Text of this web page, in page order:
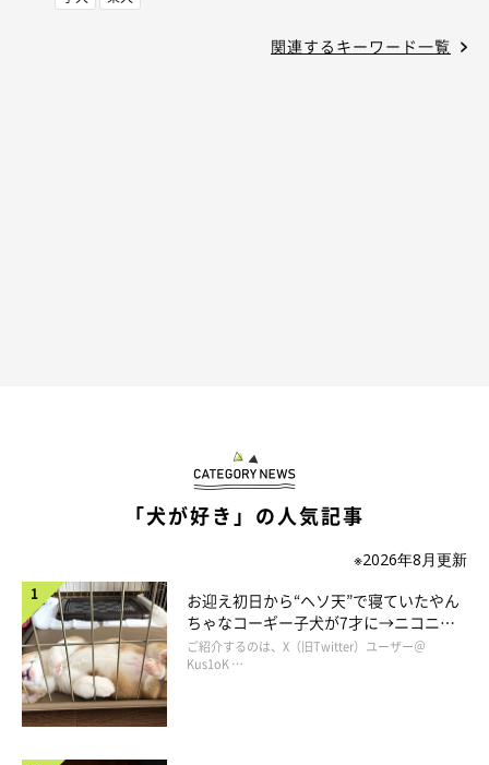
関連するキーワード一覧
「犬が好き」の人気記事
※2026年8月更新
お迎え初日から“ヘソ天”で寝ていたやん
ちゃなコーギー子犬が7才に→ニコニ
コ“コーギースマイル”が魅力のコに成
長！
ご紹介するのは、X（旧Twitter）ユーザー＠
Kus1oK …